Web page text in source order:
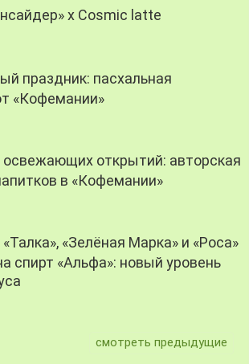
х Cosmic latte
праздник: пасхальная
«Кофемании»
освежающих открытий: авторская
в «Кофемании»
«Зелёная Марка» и «Роса»
спирт «Альфа»: новый уровень
смотреть предыдущие